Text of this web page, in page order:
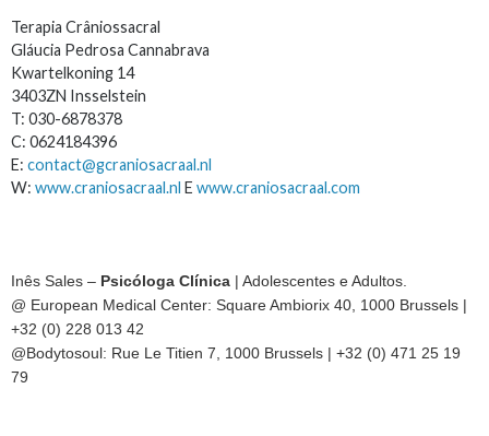
Terapia Crâniossacral
Gláucia Pedrosa Cannabrava
Kwartelkoning 14
3403ZN Insselstein
T: 030-6878378
C: 0624184396
E: contact@gcraniosacraal.nl
W: www.craniosacraal.nl E www.craniosacraal.com
Inês Sales – Psicóloga Clínica | Adolescentes e Adultos.
@ European Medical Center: Square Ambiorix 40, 1000 Brussels |
+32 (0) 228 013 42
@Bodytosoul: Rue Le Titien 7, 1000 Brussels | +32 (0) 471 25 19
79